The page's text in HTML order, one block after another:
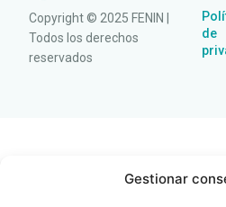
Gestionar
Copyright © 2025 FENIN |
Todos los derechos
reservados
de